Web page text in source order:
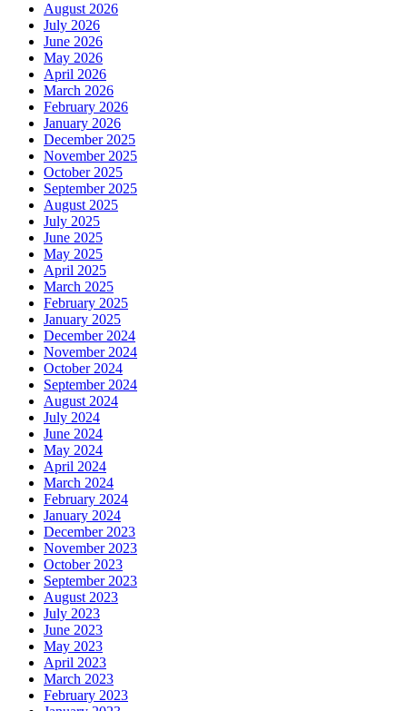
August 2026
July 2026
June 2026
May 2026
April 2026
March 2026
February 2026
January 2026
December 2025
November 2025
October 2025
September 2025
August 2025
July 2025
June 2025
May 2025
April 2025
March 2025
February 2025
January 2025
December 2024
November 2024
October 2024
September 2024
August 2024
July 2024
June 2024
May 2024
April 2024
March 2024
February 2024
January 2024
December 2023
November 2023
October 2023
September 2023
August 2023
July 2023
June 2023
May 2023
April 2023
March 2023
February 2023